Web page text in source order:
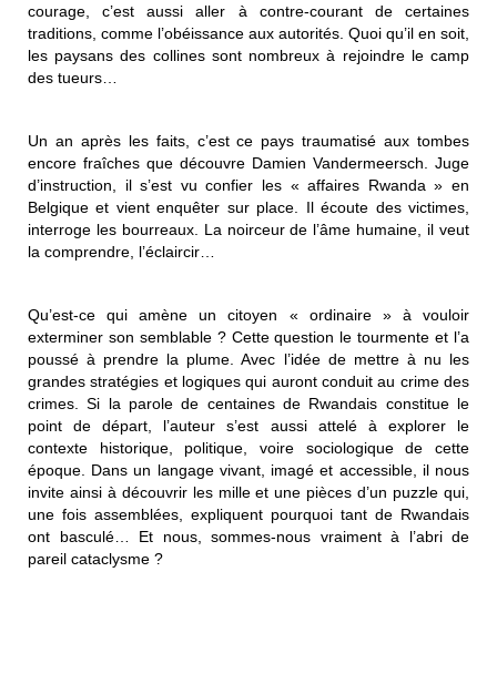
courage, c’est aussi aller à contre-courant de certaines
traditions, comme l’obéissance aux autorités. Quoi qu’il en soit,
les paysans des collines sont nombreux à rejoindre le camp
des tueurs…
Un an après les faits, c’est ce pays traumatisé aux tombes
encore fraîches que découvre Damien Vandermeersch. Juge
d’instruction, il s’est vu confier les « affaires Rwanda » en
Belgique et vient enquêter sur place. Il écoute des victimes,
interroge les bourreaux. La noirceur de l’âme humaine, il veut
la comprendre, l’éclaircir…
Qu’est-ce qui amène un citoyen « ordinaire » à vouloir
exterminer son semblable ? Cette question le tourmente et l’a
poussé à prendre la plume. Avec l’idée de mettre à nu les
grandes stratégies et logiques qui auront conduit au crime des
crimes. Si la parole de centaines de Rwandais constitue le
point de départ, l’auteur s’est aussi attelé à explorer le
contexte historique, politique, voire sociologique de cette
époque. Dans un langage vivant, imagé et accessible, il nous
invite ainsi à découvrir les mille et une pièces d’un puzzle qui,
une fois assemblées, expliquent pourquoi tant de Rwandais
ont basculé… Et nous, sommes-nous vraiment à l’abri de
pareil cataclysme ?